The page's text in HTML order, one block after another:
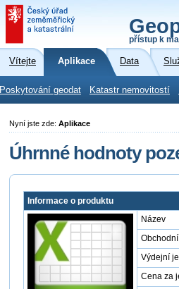
přístup k
Vítejte Aplikace Data
Poskytování geodat Katastr nemovitostí
Nyní jste zde: Aplikace
Úhrnné hodnoty
Informace o produktu
Název
Obchodní
Výdejní
Cena za